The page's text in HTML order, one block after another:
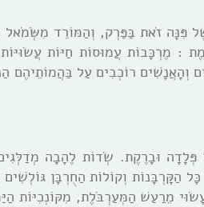
זֹאת בַּפַּרְק, וְהַמּוֹרֵד מִשְֹּמֹאל
: מֶרְכָּבוֹת עֲמוּסוֹת חַיּוֹת
וְהָאֲנָשִׁים רוֹכְבִים עַל בַּהֲמוֹתֵיהֶם
וּבָרֶקֶת. שְֹדוֹת לֶהָבָה
הַקָּרְבָּנוֹת וְקוֹלוֹת הַחֻרְבָּן
מֵרַעַשׁ הַמְּעַרְבֹּלֶת, מִקּוֹנְכִיּוֹת